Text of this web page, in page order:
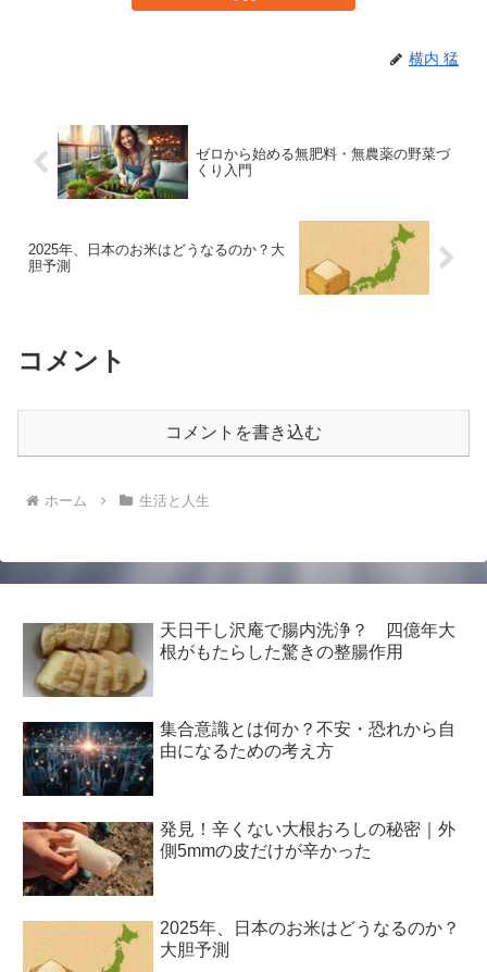
横内 猛
ゼロから始める無肥料・無農薬の野菜づ
くり入門
2025年、日本のお米はどうなるのか？大
胆予測
コメント
コメントを書き込む
ホーム 生活と人生
天日干し沢庵で腸内洗浄？ 四億年大
根がもたらした驚きの整腸作用
集合意識とは何か？不安・恐れから自
由になるための考え方
発見！辛くない大根おろしの秘密｜外
側5mmの皮だけが辛かった
2025年、日本のお米はどうなるのか？
大胆予測